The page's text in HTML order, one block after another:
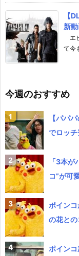
【
新
エ
て今
今週のおすすめ
【パパ
でロッ
「3本
コ”が可
ポイン
の花との
ポイン